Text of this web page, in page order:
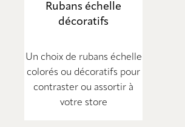
Rubans échelle
décoratifs
Un choix de rubans échelle
colorés ou décoratifs pour
contraster ou assortir à
votre store